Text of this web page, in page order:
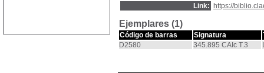
Link:
https://
Ejemplares (1)
Código de barras Signatura
D2580
345.895 CAIc T.3